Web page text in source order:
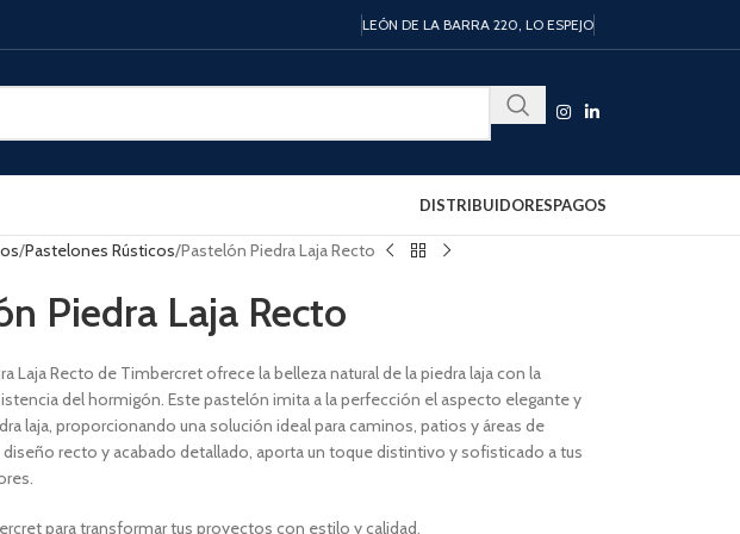
LEÓN DE LA BARRA 220, LO ESPEJO
DISTRIBUIDORESPAGOS
Pastelones Rústicos Pastelón Piedra Laja Recto
Piedra Laja Recto
Laja Recto de Timbercret ofrece la belleza natural de la piedra laja con la
del hormigón. Este pastelón imita a la perfección el aspecto elegante y
laja, proporcionando una solución ideal para caminos, patios y áreas de
recto y acabado detallado, aporta un toque distintivo y sofisticado a tus
para transformar tus proyectos con estilo y calidad.